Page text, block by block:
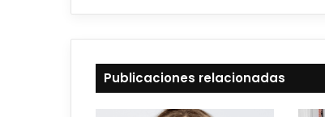
t
o
Publicaciones relacionadas